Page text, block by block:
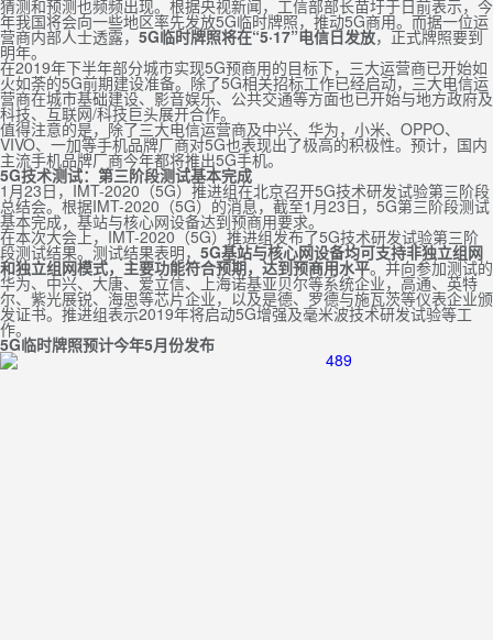
猜测和预测也频频出现。根据央视新闻，工信部部长苗圩于日前表示，今
年我国将会向一些地区率先发放5G临时牌照，推动5G商用。而据一位运
营商内部人士透露，5G临时牌照将在“5·17”电信日发放，正式牌照要到
明年。
在2019年下半年部分城市实现5G预商用的目标下，三大运营商已开始如
火如荼的5G前期建设准备。除了5G相关招标工作已经启动，三大电信运
营商在城市基础建设、影音娱乐、公共交通等方面也已开始与地方政府及
科技、互联网/科技巨头展开合作。
值得注意的是，除了三大电信运营商及中兴、华为，小米、OPPO、
VIVO、一加等手机品牌厂商对5G也表现出了极高的积极性。预计，国内
主流手机品牌厂商今年都将推出5G手机。
5G技术测试：第三阶段测试基本完成
1月23日，IMT-2020（5G）推进组在北京召开5G技术研发试验第三阶段
总结会。根据IMT-2020（5G）的消息，截至1月23日，5G第三阶段测试
基本完成，基站与核心网设备达到预商用要求。
在本次大会上，IMT-2020（5G）推进组发布了5G技术研发试验第三阶
段测试结果。测试结果表明， 5G基站与核心网设备均可支持非独立组网
和独立组网模式，主要功能符合预期，达到预商用水平。并向参加测试的
华为、中兴、大唐、爱立信、上海诺基亚贝尔等系统企业，高通、英特
尔、紫光展锐、海思等芯片企业，以及是德、罗德与施瓦茨等仪表企业颁
发证书。推进组表示2019年将启动5G增强及毫米波技术研发试验等工
作。
5G临时牌照预计今年5月份发布